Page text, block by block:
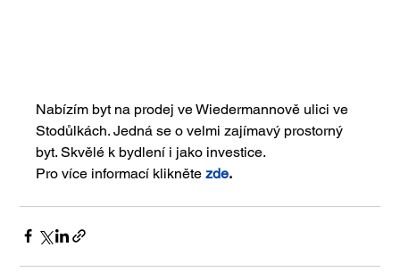
Nabízím byt na prodej ve Wiedermannově ulici ve
Stodůlkách. Jedná se o velmi zajímavý prostorný
byt. Skvělé k bydlení i jako investice.
Pro více informací klikněte zde.